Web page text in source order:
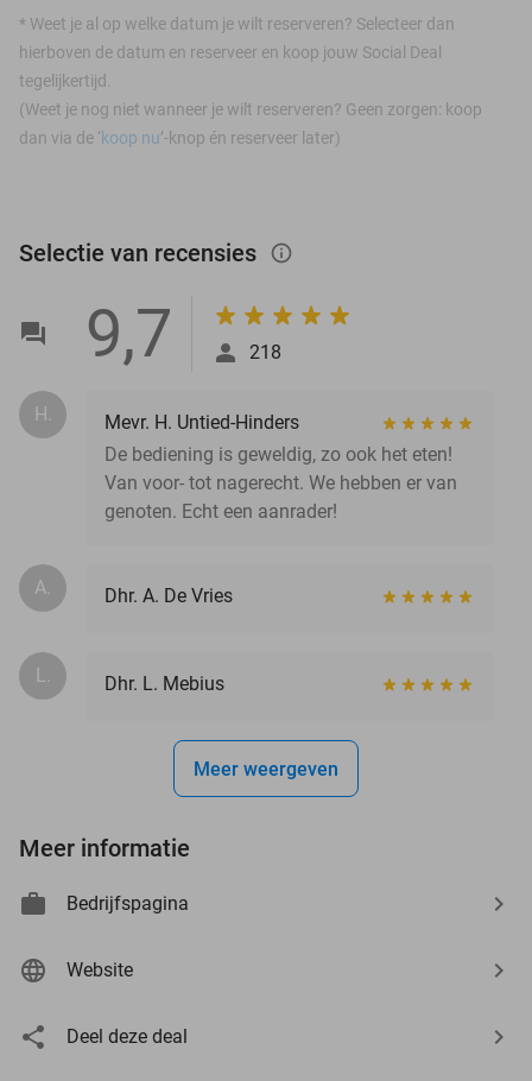
* Weet je al op welke datum je wilt reserveren? Selecteer dan
hierboven de datum en reserveer en koop jouw Social Deal
tegelijkertijd.
(Weet je nog niet wanneer je wilt reserveren? Geen zorgen: koop
dan via de ‘koop nu’-knop én reserveer later)
Selectie van recensies info_outlined
9,7 218
H.
Mevr. H. Untied-Hinders
De bediening is geweldig, zo ook het eten!
Van voor- tot nagerecht. We hebben er van
genoten. Echt een aanrader!
A. Dhr. A. De Vries
L. Dhr. L. Mebius
Meer weergeven
Meer informatie
Bedrijfspagina
Website
Deel deze deal